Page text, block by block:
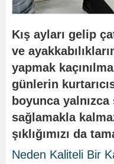
Kış ayları gelip
ve
yapmak
günlerin
boyunca yalnızca
sağlamakla
şıklığımızı da
Neden Kaliteli Bir